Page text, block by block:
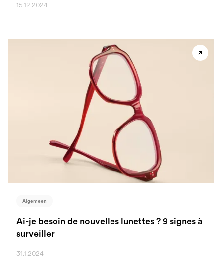
15.12.2024
Algemeen
Ai-je besoin de nouvelles lunettes ? 9 signes à
surveiller
31.1.2024